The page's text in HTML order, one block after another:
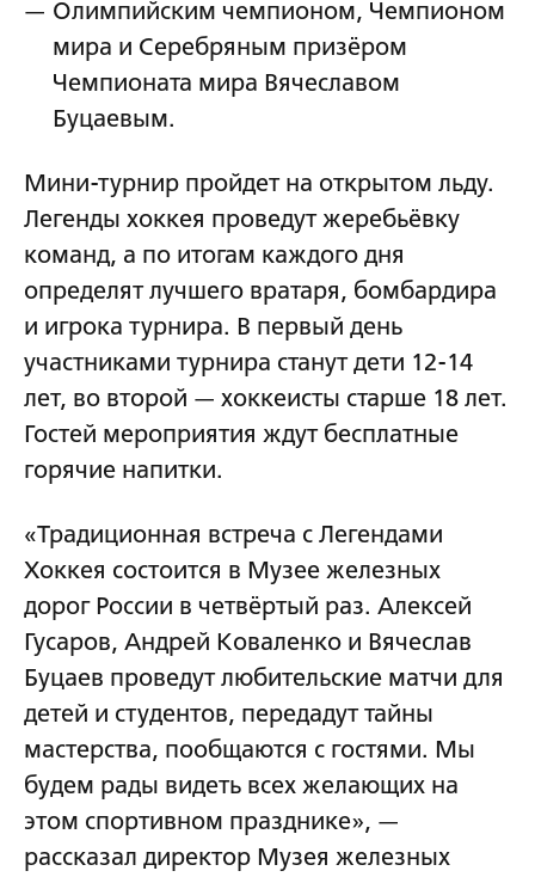
Олимпийским чемпионом, Чемпионом
мира и Серебряным призёром
Чемпионата мира Вячеславом
Буцаевым.
Мини-турнир пройдет на открытом льду.
Легенды хоккея проведут жеребьёвку
команд, а по итогам каждого дня
определят лучшего вратаря, бомбардира
и игрока турнира. В первый день
участниками турнира станут дети 12-14
лет, во второй — хоккеисты старше 18 лет.
Гостей мероприятия ждут бесплатные
горячие напитки.
«Традиционная встреча с Легендами
Хоккея состоится в Музее железных
дорог России в четвёртый раз. Алексей
Гусаров, Андрей Коваленко и Вячеслав
Буцаев проведут любительские матчи для
детей и студентов, передадут тайны
мастерства, пообщаются с гостями. Мы
будем рады видеть всех желающих на
этом спортивном празднике», —
рассказал директор Музея железных